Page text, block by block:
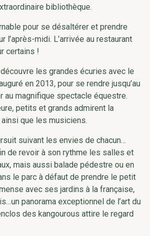
bibliothèque.
pour se désaltérer et prendre
l’après-midi. L’arrivée au restaurant
certains !
les grandes écuries avec le
en 2013, pour se rendre jusqu’au
au magnifique spectacle équestre.
petits et grands admirent la
que les musiciens.
suivant les envies de chacun…
de revoir à son rythme les salles et
mais aussi balade pédestre ou en
le parc à défaut de prendre le petit
avec ses jardins à la française,
panorama exceptionnel de l’art du
des kangourous attire le regard